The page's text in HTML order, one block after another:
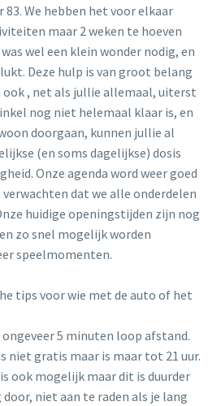
We hebben het voor elkaar
maar 2 weken te hoeven
wel een klein wonder nodig, en
Deze hulp is van groot belang
ook , net als jullie allemaal, uiterst
nog niet helemaal klaar is, en
doorgaan, kunnen jullie al
(en soms dagelijkse) dosis
Onze agenda word weer goed
dat we alle onderdelen
huidige openingstijden zijn nog
zo snel mogelijk worden
speelmomenten.
tips voor wie met de auto of het
5 minuten loop afstand.
niet gratis maar is maar tot 21 uur.
ook mogelijk maar dit is duurder
niet aan te raden als je lang